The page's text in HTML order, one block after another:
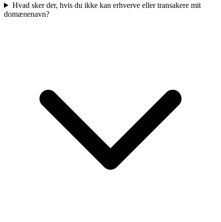
Hvad sker der, hvis du ikke kan erhverve eller transakere mit
domænenavn?